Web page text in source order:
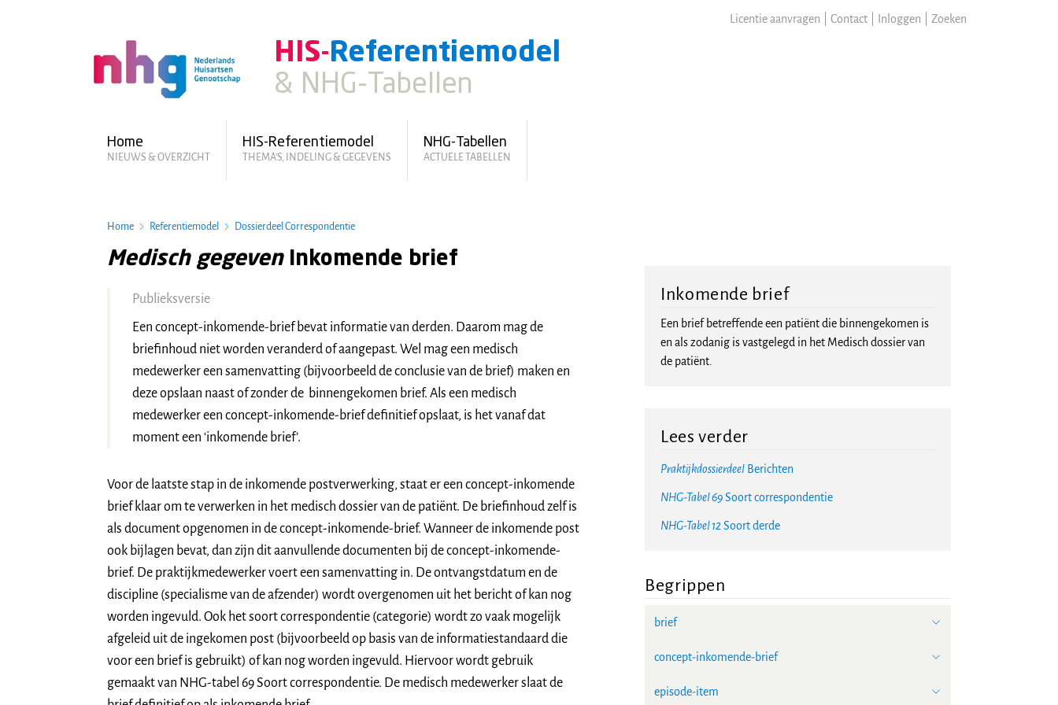
Licentie aanvragen Contact Inloggen Zoeken
HIS-Referentiemodel
& NHG-Tabellen
Home
NIEUWS & OVERZICHT
HIS-Referentiemodel
THEMA'S, INDELING & GEGEVENS
NHG-Tabellen
ACTUELE TABELLEN
Home Referentiemodel Dossierdeel Correspondentie
Medisch gegeven Inkomende brief
Publieksversie
Een concept-inkomende-brief bevat informatie van derden. Daarom mag de
briefinhoud niet worden veranderd of aangepast. Wel mag een medisch
medewerker een samenvatting (bijvoorbeeld de conclusie van de brief) maken en
deze opslaan naast of zonder de binnengekomen brief. Als een medisch
medewerker een concept-inkomende-brief definitief opslaat, is het vanaf dat
moment een ‘inkomende brief’.
Voor de laatste stap in de inkomende postverwerking, staat er een concept-inkomende
brief klaar om te verwerken in het medisch dossier van de patiënt. De briefinhoud zelf is
als document opgenomen in de concept-inkomende-brief. Wanneer de inkomende post
ook bijlagen bevat, dan zijn dit aanvullende documenten bij de concept-inkomende-
brief. De praktijkmedewerker voert een samenvatting in. De ontvangstdatum en de
discipline (specialisme van de afzender) wordt overgenomen uit het bericht of kan nog
worden ingevuld. Ook het soort correspondentie (categorie) wordt zo vaak mogelijk
afgeleid uit de ingekomen post (bijvoorbeeld op basis van de informatiestandaard die
voor een brief is gebruikt) of kan nog worden ingevuld. Hiervoor wordt gebruik
gemaakt van NHG-tabel 69 Soort correspondentie. De medisch medewerker slaat de
Inkomende brief
Een brief betreffende een patiënt die binnengekomen is
en als zodanig is vastgelegd in het Medisch dossier van
de patiënt.
Lees verder
Praktijkdossierdeel Berichten
NHG-Tabel 69Soort correspondentie
NHG-Tabel 12 Soort derde
Begrippen
brief
concept-inkomende-brief
episode-item